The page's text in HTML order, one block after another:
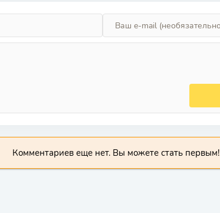
Комментариев еще нет. Вы можете стать первым!